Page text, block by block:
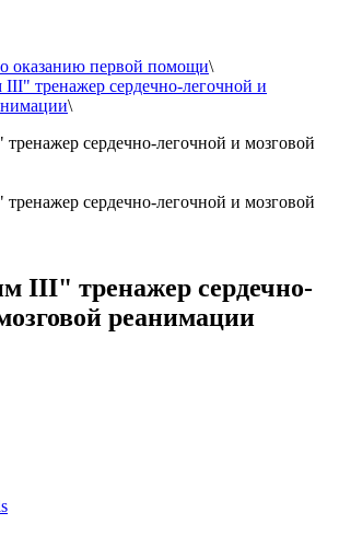
оказанию первой помощи\
тренажер сердечно-легочной и
\
III" тренажер сердечно-
реанимации